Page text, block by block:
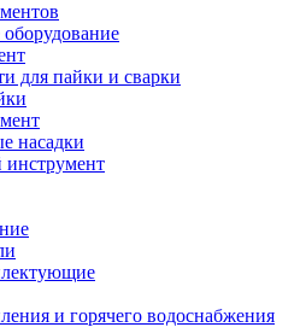
для пайки и сварки
насадки
инструмент
и горячего водоснабжения